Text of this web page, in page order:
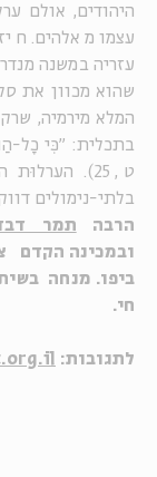
היהודים, אולם
עצמו מאלהים.
עזריה במשנה
שהוא מכוון את
המלא מירמיה,
בתכלית: "כִּי כָל-
ט, 25).
בלתי-נימולים
הרבה תמר
ובמכינה
ביפו. מנחה
חי.
לתגובות: